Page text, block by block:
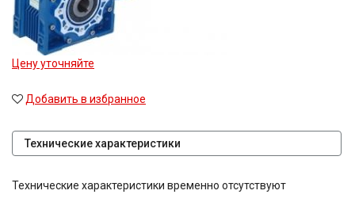
Цену уточняйте
Добавить в избранное
Технические характеристики
Технические характеристики временно отсутствуют